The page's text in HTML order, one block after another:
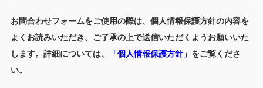
お問合わせフォームをご使用の際は、個人情報保護方針の内容を
よくお読みいただき、ご了承の上で送信いただくようお願いいた
します。詳細については、
「個人情報保護方針」 をご覧くださ
い。